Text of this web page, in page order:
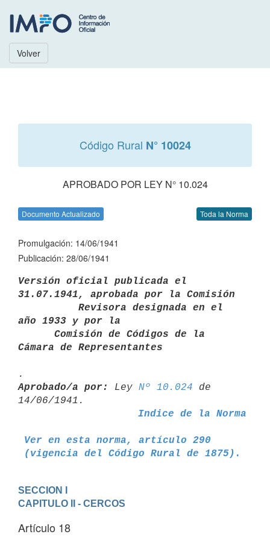
Volver
Código Rural N° 10024
APROBADO POR LEY N° 10.024
Documento Actualizado Toda la Norma
Promulgación: 14/06/1941
Publicación: 28/06/1941
Versión oficial publicada el
31.07.1941, aprobada por la Comisión
año 1933 y por la
Cámara de Representantes
Aprobado/a por:
Ley Nº 10.024 de
Indice de la Norma
Ver en esta norma, artículo 290
(vigencia del Código Rural de 1875).
SECCION I
CAPITULO II - CERCOS
Artículo 18